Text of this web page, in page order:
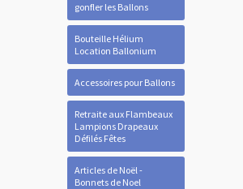
gonfler les Ballons
Bouteille Hélium
Location Ballonium
Accessoires pour Ballons
Retraite aux Flambeaux
Lampions Drapeaux
Défilés Fêtes
Articles de Noël -
Bonnets de Noel